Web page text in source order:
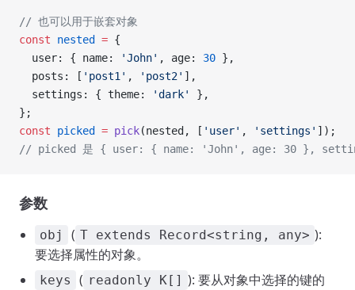
// 也可以用于嵌套对象
const nested = {
  user: { name:
'John' , age: 30 },
  posts: [
'post1' , 'post2' ],
  settings: { theme:
'dark'
},
};
const picked = pick(nested, [ 'user' , 'settings' ]);
// picked 是 { user: { name: 'John', age: 30 },
参数
obj ( T extends Record<string, any> ):
要选择属性的对象。
keys ( readonly K[] ): 要从对象中选择的键的